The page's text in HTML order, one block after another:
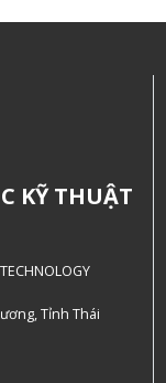
KỸ THUẬT
Tỉnh Thái